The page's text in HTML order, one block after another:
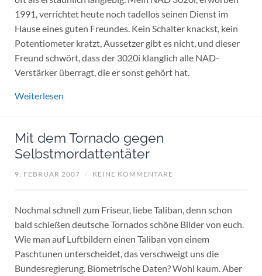
1991, verrichtet heute noch tadellos seinen Dienst im
Hause eines guten Freundes. Kein Schalter knackst, kein
Potentiometer kratzt, Aussetzer gibt es nicht, und dieser
Freund schwört, dass der 3020i klanglich alle NAD-
Verstärker überragt, die er sonst gehört hat.
Weiterlesen
Mit dem Tornado gegen
Selbstmordattentäter
9. FEBRUAR 2007 / KEINE KOMMENTARE
Nochmal schnell zum Friseur, liebe Taliban, denn schon
bald schießen deutsche Tornados schöne Bilder von euch.
Wie man auf Luftbildern einen Taliban von einem
Paschtunen unterscheidet, das verschweigt uns die
Bundesregierung. Biometrische Daten? Wohl kaum. Aber